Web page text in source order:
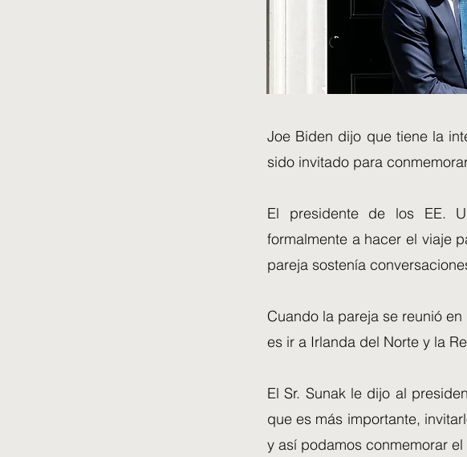
Joe Biden dijo que tiene la
sido invitado para
El presidente de los EE.
formalmente a hacer el viaje
pareja sostenía
Cuando la pareja se reunió
es ir a Irlanda del Norte y la
El Sr. Sunak le dijo al
que es más importante,
y así podamos conmemorar